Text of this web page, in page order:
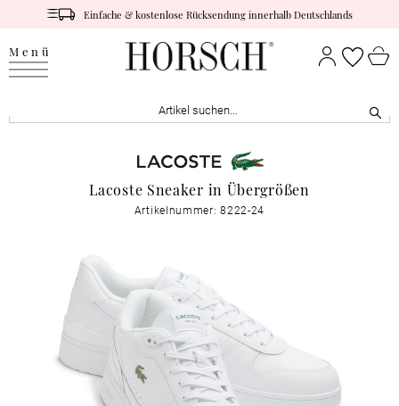
Einfache & kostenlose Rücksendung innerhalb Deutschlands
Menü
Lacoste Sneaker in Übergrößen
Artikelnummer: 8222-24